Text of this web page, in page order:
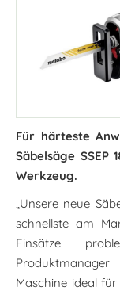
Für härteste
Säbelsäge SSEP
Werkzeug.
„Unsere neue
schnellste am
Einsätze
Maschine ideal